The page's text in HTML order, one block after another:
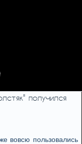
получился
вовсю пользовались